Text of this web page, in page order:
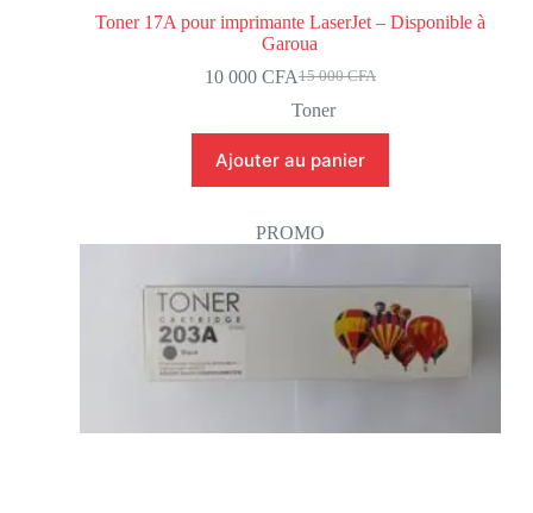
Toner 17A pour imprimante LaserJet – Disponible à
Garoua
15 000CFA
10 000 CFA
Toner
Ajouter au panier
PROMO